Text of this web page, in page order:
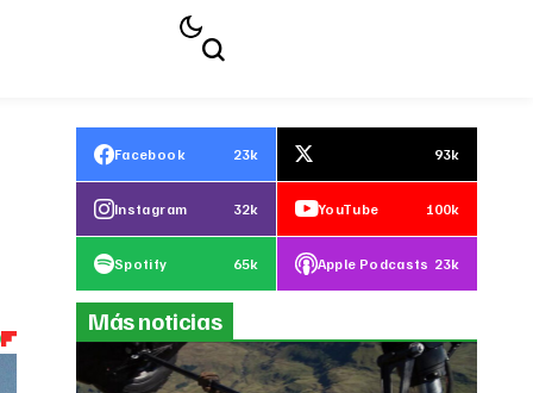
Facebook 23k 93k
Instagram 32k YouTube 100k
Spotify 65k Apple Podcasts 23k
Más noticias